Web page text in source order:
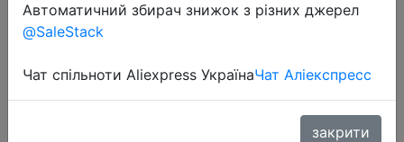
Слідкуйте за знижками на мобільному, в телеграм
Автоматичний збирач знижок з різних джерел
@SaleStack
Чат спільноти Aliexpress УкраїнаЧат Аліекспресс
закрити